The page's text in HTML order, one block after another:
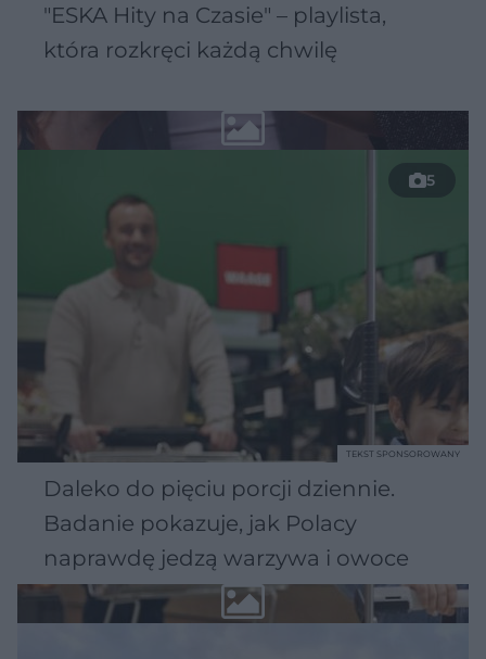
"ESKA Hity na Czasie" – playlista,
która rozkręci każdą chwilę
5
Daleko do pięciu porcji dziennie.
Badanie pokazuje, jak Polacy
naprawdę jedzą warzywa i owoce
TEKST SPONSOROWANY